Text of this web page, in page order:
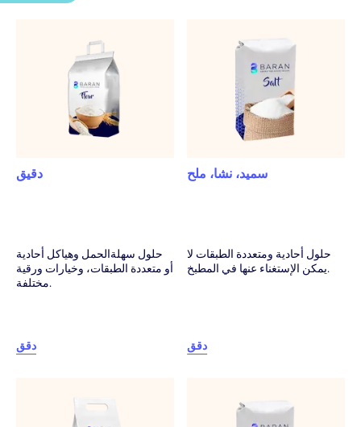
استشارة وتحليل من أجل تعيين أكثر الهياكل مناسبة
دعم فني في كل مرحلة ابتداء من لفائف التجربة حتى ما
بعد المبيع.
دقيق
حلول سهلةالحمل وهياكل أحادية
أو متعددة الطبقات، وخيارات ورقية
مختلفة.
دقق
سميد، نشا، ملح
حلول أحادية ومتعددة الطبقات لا
يمكن الإستغناء عنها في المطبخ.
دقق